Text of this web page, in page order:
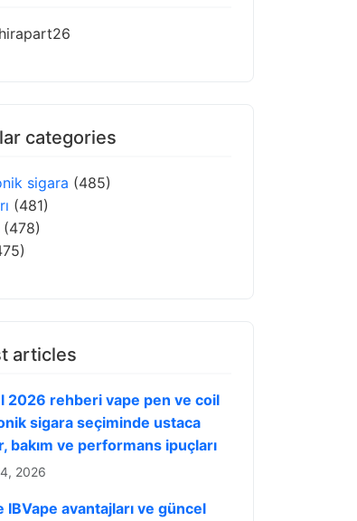
categories
sigara (485)
(481)
(478)
articles
2026 rehberi vape pen ve coil
sigara seçiminde ustaca
bakım ve performans ipuçları
2026
IBVape avantajları ve güncel